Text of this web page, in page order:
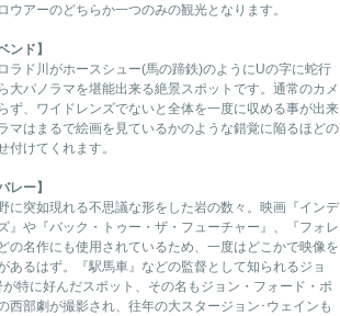
ウアーのどちらか一つのみの観光となります。
ンド】
ラド川がホースシュー(馬の蹄鉄)のようにUの字に蛇行
大パノラマを堪能出来る絶景スポットです。通常のカメ
ず、ワイドレンズでないと全体を一度に収める事が出来
マはまるで絵画を見ているかのような錯覚に陥るほどの
付けてくれます。
レー】
に突如現れる不思議な形をした岩の数々。映画『インデ
』や『バック・トゥー・ザ・フューチャー』、『フォレ
の名作にも使用されているため、一度はどこかで映像を
あるはず。『駅馬車』などの監督として知られるジョ
が特に好んだスポット、その名もジョン・フォード・ポ
西部劇が撮影され、往年の大スタージョン･ウェインも